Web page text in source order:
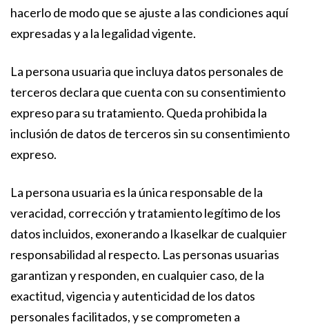
hacerlo de modo que se ajuste a las condiciones aquí
expresadas y a la legalidad vigente.
La persona usuaria que incluya datos personales de
terceros declara que cuenta con su consentimiento
expreso para su tratamiento. Queda prohibida la
inclusión de datos de terceros sin su consentimiento
expreso.
La persona usuaria es la única responsable de la
veracidad, corrección y tratamiento legítimo de los
datos incluidos, exonerando a Ikaselkar de cualquier
responsabilidad al respecto. Las personas usuarias
garantizan y responden, en cualquier caso, de la
exactitud, vigencia y autenticidad de los datos
personales facilitados, y se comprometen a